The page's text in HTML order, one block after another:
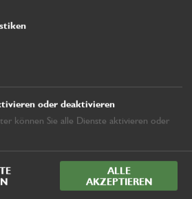
HRT 135 SWING
oder deaktivieren
können Sie alle Dienste aktivieren oder
ALLE
AKZEPTIEREN